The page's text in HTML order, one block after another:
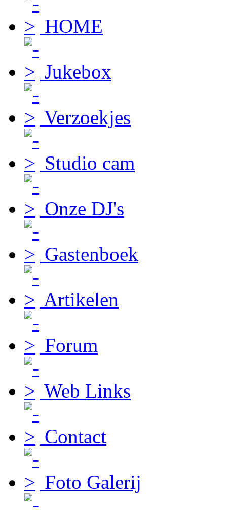
HOME
Jukebox
Verzoekjes
Studio cam
Onze DJ's
Gastenboek
Artikelen
Forum
Web Links
Contact
Foto Galerij